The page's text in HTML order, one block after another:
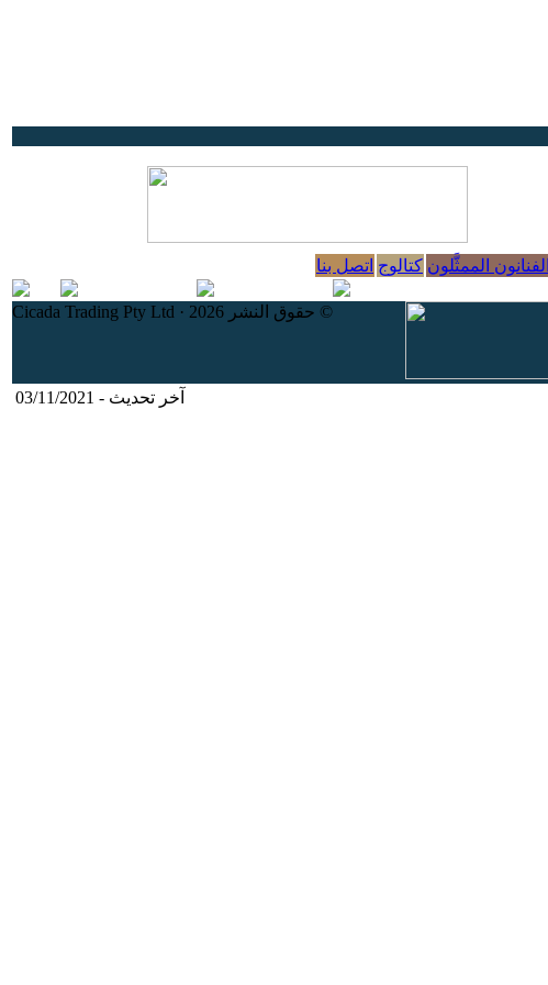
الفنانون الممثَّلون كتالوج اتصل بنا
© حقوق النشر 2026 · Cicada Trading Pty Ltd
آخر تحديث - 03/11/2021